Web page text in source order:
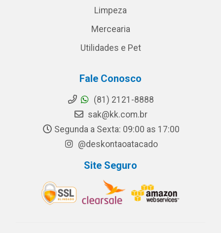
Limpeza
Mercearia
Utilidades e Pet
Fale Conosco
(81) 2121-8888
sak@kk.com.br
Segunda a Sexta: 09:00 as 17:00
@deskontaoatacado
Site Seguro